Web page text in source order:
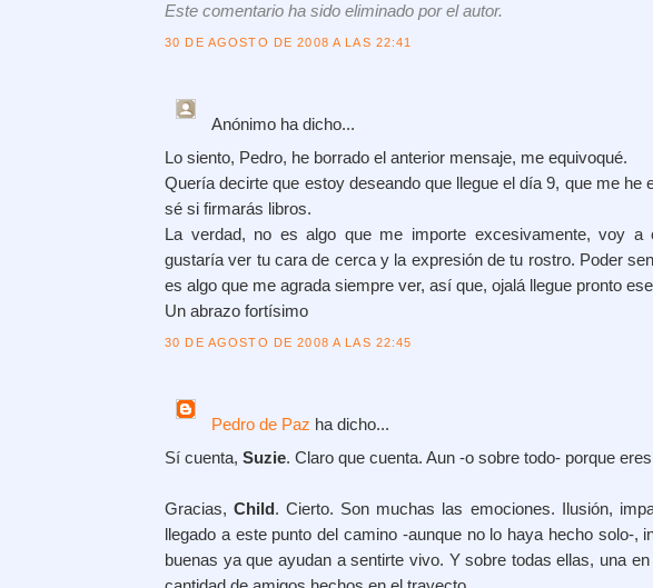
Este comentario ha sido eliminado por el autor.
30 DE AGOSTO DE 2008 A LAS 22:41
Anónimo ha dicho...
Lo siento, Pedro, he borrado el anterior mensaje, me equivoqué.
Quería decirte que estoy deseando que llegue el día 9, que me he
sé si firmarás libros.
La verdad, no es algo que me importe excesivamente, voy a
gustaría ver tu cara de cerca y la expresión de tu rostro. Poder
es algo que me agrada siempre ver, así que, ojalá llegue pronto
Un abrazo fortísimo
30 DE AGOSTO DE 2008 A LAS 22:45
Pedro de Paz ha dicho...
Sí cuenta, Suzie. Claro que cuenta. Aun -o sobre todo- porque
Gracias,Child. Cierto. Son muchas las emociones. Ilusión,
llegado a este punto del camino -aunque no lo haya hecho solo-,
buenas ya que ayudan a sentirte vivo. Y sobre todas ellas, una